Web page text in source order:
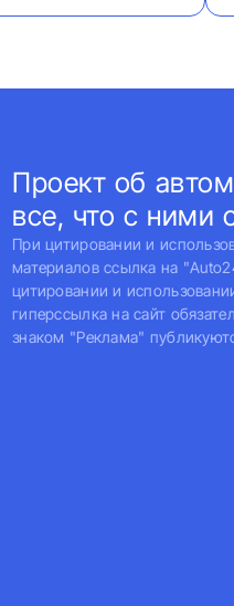
Проект об
все, что с ними
При цитировании и
материалов ссылка на
цитировании и
гиперссылка на сайт
знаком "Реклама"